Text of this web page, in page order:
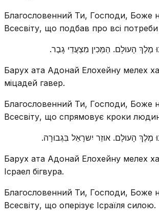
Благословенний Ти, Господи, Боже
Всесвіту, що подбав про всі потреби
מֶלֶךְ הָעולָם. הַמֵּכִין מִצְעֲדֵי גָבֶר.
Барух ата Адонай Елохейну мелех
міцадей гавер.
Благословенний Ти, Господи, Боже
Всесвіту, що спрямовує кроки
מֶלֶךְ הָעולָם. אוזֵר יִשרָאֵל בִּגְבוּרָה.
Барух ата Адонай Елохейну мелех
Ісраел бігвура.
Благословенний Ти, Господи, Боже
Всесвіту, що оперізує Ісраїля силою.